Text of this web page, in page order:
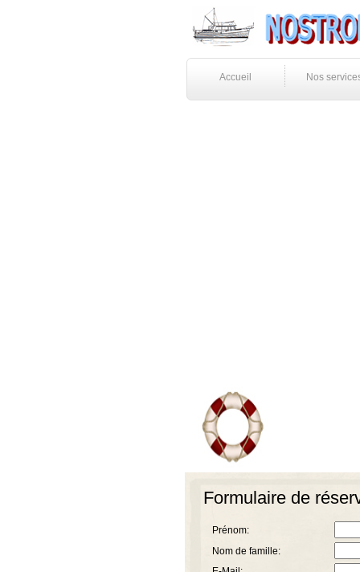
Accueil Nos
Prénom:
Nom de famille:
Formulaire de